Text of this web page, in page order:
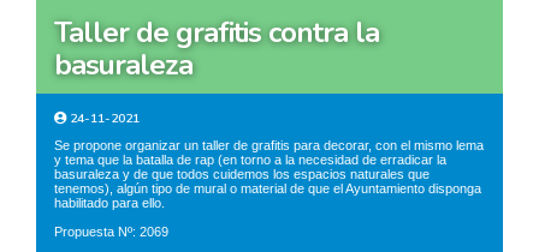
taller de grafitis contra la
basuraleza
24-11-2021
Se propone organizar un taller de grafitis para decorar, con el mismo lema
y tema que la batalla de rap (en torno a la necesidad de erradicar la
basuraleza y de que todos cuidemos los espacios naturales que
tenemos), algún tipo de mural o material de que el Ayuntamiento disponga
habilitado para ello.
Propuesta Nº: 2069